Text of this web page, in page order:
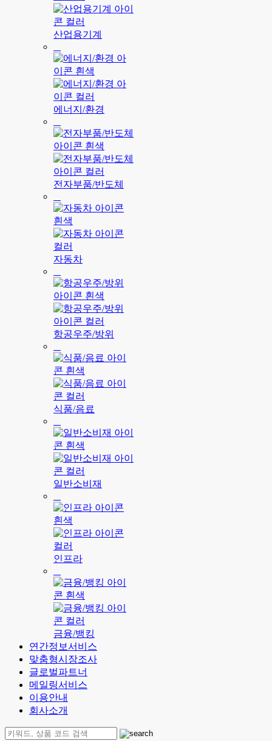
산업용기계
에너지/환경
전자부품/반도체
자동차
항공우주/방위
식품/음료
일반소비재
인프라
금융/뱅킹
연간정보서비스
맞춤형시장조사
글로벌파트너
메일링서비스
이용안내
회사소개